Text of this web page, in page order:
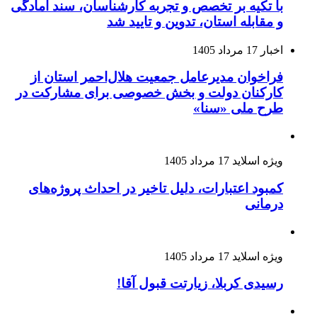
با تکیه بر تخصص و تجربه کارشناسان، سند آمادگی
و مقابله استان، تدوین و تایید شد
اخبار 17 مرداد 1405
فراخوان مدیرعامل جمعیت هلال‌احمر استان از
کارکنان دولت و بخش خصوصی برای مشارکت در
طرح ملی «سنا»
ویژه اسلاید 17 مرداد 1405
کمبود اعتبارات، دلیل تاخیر در احداث پروژه‌های
درمانی
ویژه اسلاید 17 مرداد 1405
رسیدی کربلا، زیارتت قبول آقا!